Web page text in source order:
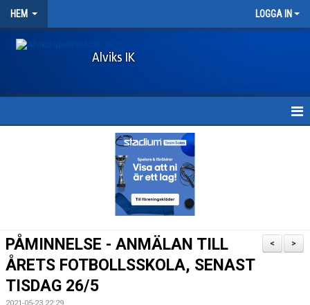
HEM LOGGA IN
Alviks IK
LÄNKAR
SPONSORHUSET
>
<
PÅMINNELSE - ANMÄLAN TILL
ÅRETS FOTBOLLSSKOLA, SENAST
TISDAG 26/5